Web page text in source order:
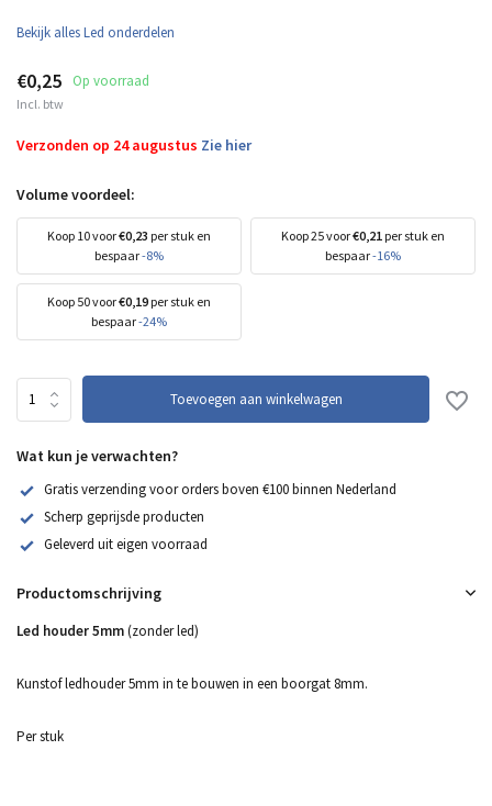
Bekijk alles Led onderdelen
€0,25 Op voorraad
Incl. btw
Verzonden op 24 augustus Zie hier
Volume voordeel:
Koop 10 voor€0,23 per stuk en
bespaar-8%
Koop 25 voor€0,21 per stuk en
bespaar-16%
Koop 50 voor€0,19 per stuk en
bespaar-24%
Toevoegen aan winkelwagen
Wat kun je verwachten?
Gratis verzending voor orders boven €100 binnen Nederland
Scherp geprijsde producten
Geleverd uit eigen voorraad
Productomschrijving
Led houder 5mm(zonder led)
Kunstof ledhouder 5mm in te bouwen in een boorgat 8mm.
Per stuk